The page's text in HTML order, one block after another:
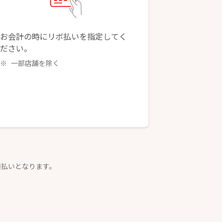
お会計の時にリボ払いを指定してく
ださい。
一部店舗を除く
いとなります。